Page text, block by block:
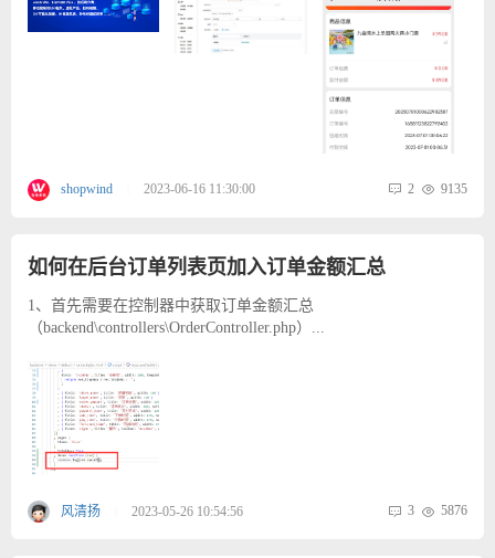
shopwind 2023-06-16 11:30:00 2 9135
如何在后台订单列表页加入订单金额汇总
1、首先需要在控制器中获取订单金额汇总
（backend\controllers\OrderController.php）...
风清扬 2023-05-26 10:54:56 3 5876